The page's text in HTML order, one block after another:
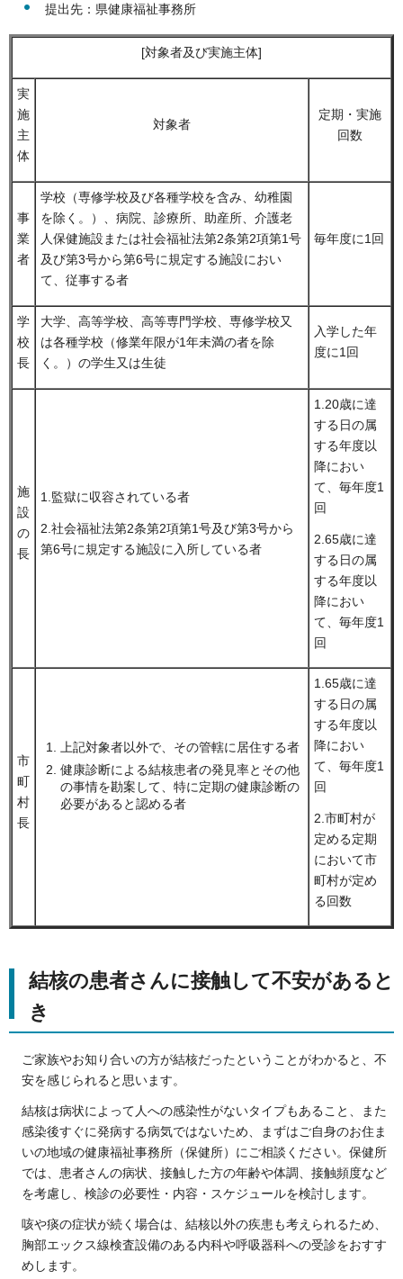
提出先：県健康福祉事務所
[対象者及び実施主体]
実
施
主
体
対象者
定期・実施
回数
事
業
者
学校（専修学校及び各種学校を含み、幼稚園
を除く。）、病院、診療所、助産所、介護老
人保健施設または社会福祉法第2条第2項第1号
及び第3号から第6号に規定する施設におい
て、従事する者
毎年度に1回
学
校
長
大学、高等学校、高等専門学校、専修学校又
は各種学校（修業年限が1年未満の者を除
く。）の学生又は生徒
入学した年
度に1回
施
設
の
長
1.監獄に収容されている者
2.社会福祉法第2条第2項第1号及び第3号から
第6号に規定する施設に入所している者
1.20歳に達
する日の属
する年度以
降におい
て、毎年度1
回
2.65歳に達
する日の属
する年度以
降におい
て、毎年度1
回
市
町
村
長
上記対象者以外で、その管轄に居住する者
健康診断による結核患者の発見率とその他
の事情を勘案して、特に定期の健康診断の
必要があると認める者
1.65歳に達
する日の属
する年度以
降におい
て、毎年度1
回
2.市町村が
定める定期
において市
町村が定め
る回数
結核の患者さんに接触して不安があると
き
ご家族やお知り合いの方が結核だったということがわかると、不
安を感じられると思います。
結核は病状によって人への感染性がないタイプもあること、また
感染後すぐに発病する病気ではないため、まずはご自身のお住ま
いの地域の健康福祉事務所（保健所）にご相談ください。保健所
では、患者さんの病状、接触した方の年齢や体調、接触頻度など
を考慮し、検診の必要性・内容・スケジュールを検討します。
咳や痰の症状が続く場合は、結核以外の疾患も考えられるため、
胸部エックス線検査設備のある内科や呼吸器科への受診をおすす
めします。